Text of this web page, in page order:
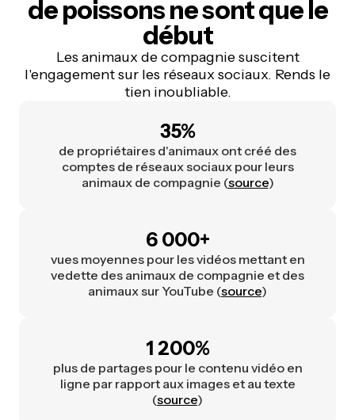
de poissons ne sont que le
début
Les animaux de compagnie suscitent
l'engagement sur les réseaux sociaux. Rends le
tien inoubliable.
35%
de propriétaires d'animaux ont créé des
comptes de réseaux sociaux pour leurs
animaux de compagnie (source)
6 000+
vues moyennes pour les vidéos mettant en
vedette des animaux de compagnie et des
animaux sur YouTube (source)
1 200%
plus de partages pour le contenu vidéo en
ligne par rapport aux images et au texte
(source)